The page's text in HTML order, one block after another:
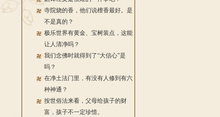
寺院烧的香，他们说檀香最好。是
不是真的？
极乐世界有黄金、宝树装点，这能
让人清净吗？
我们念佛时就得到了“大信心”是
吗？
在净土法门里，有没有人修到有六
种神通？
按世俗法来看，父母给孩子的财
富，孩子不一定珍惜。